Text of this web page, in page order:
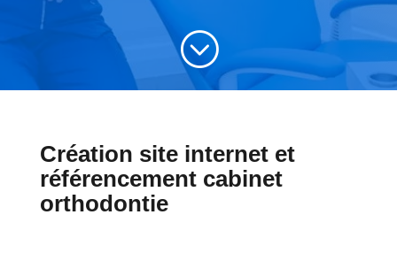
;
Création site internet et
référencement cabinet
orthodontie